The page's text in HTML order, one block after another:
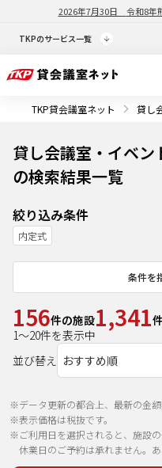
2026年7月30日 令和8年
TKPのサービス一覧
TKP貸会議室ネット
貸し
貸し会議室・イベ
の検索結果一覧
絞り込み条件
内定式
条件を
156件の施設1,341
1～20件を表示中
並び替え
※データ更新の都合上、最新の金額
※表示価格は税抜です。
※ご利用日を選択されると、施設の
休業日のご予約は承れません。